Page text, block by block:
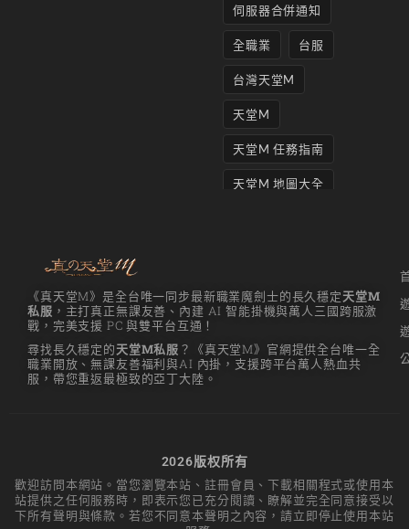
伺服器合併通知
全職業 台服
台灣天堂M
天堂M
天堂M 任務指南
天堂M 地圖大全
天堂M 攻略
天堂M 無課
天堂M 職業推薦
天堂M職業推薦
《真天堂M》是全台唯一同步最新職業魔劍士的長久穩定天堂M
私服 ，主打真正無課友善、內建 AI 智能掛機與萬人三國跨服激
戰，完美支援 PC 與雙平台互通！
尋找長久穩定的天堂M私服 ？《真天堂M》官網提供全台唯一全
職業開放、無課友善福利與AI 內掛，支援跨平台萬人熱血共
服，帶您重返最極致的亞丁大陸。
2026版权所有
歡迎訪問本網站。當您瀏覽本站、註冊會員、下載相關程式或使用本
站提供之任何服務時，即表示您已充分閱讀、瞭解並完全同意接受以
下所有聲明與條款。若您不同意本聲明之內容，請立即停止使用本站